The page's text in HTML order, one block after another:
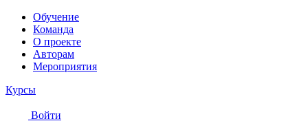
Обучение
Команда
О проекте
Авторам
Мероприятия
Курсы
Войти